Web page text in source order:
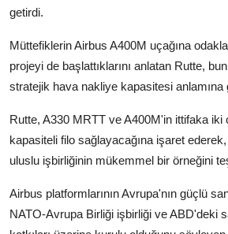
getirdi.
Müttefiklerin Airbus A400M uçağına
projeyi de başlattıklarını anlatan Rutte,
stratejik hava nakliye kapasitesi anlamına
Rutte, A330 MRTT ve A400M'in ittifaka
kapasiteli filo sağlayacağına işaret
uluslu işbirliğinin mükemmel bir örneğini
Airbus platformlarının Avrupa'nın güçlü
NATO-Avrupa Birliği işbirliği ve ABD'deki